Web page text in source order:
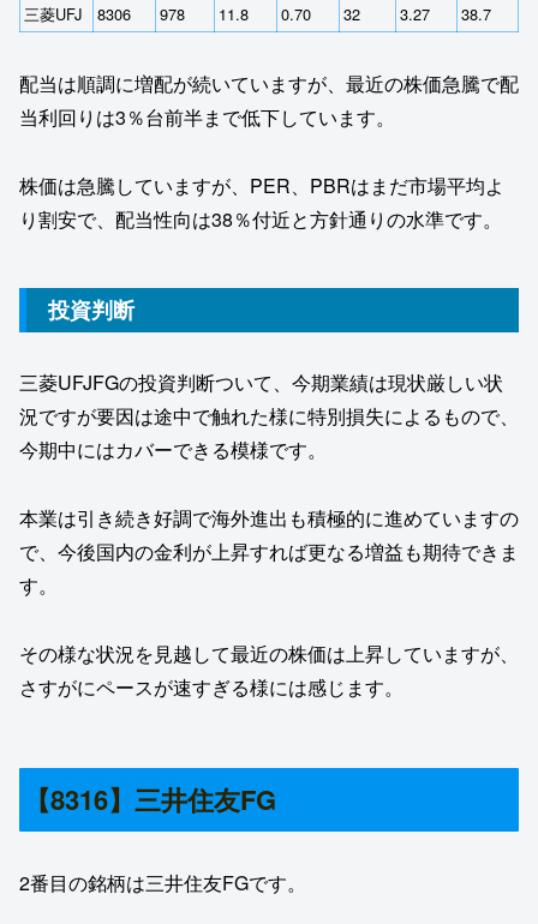
三菱UFJ
8306 978 11.8 0.70 32 3.27 38.7
配当は順調に増配が続いていますが、最近の株価急騰で配
当利回りは3％台前半まで低下しています。
株価は急騰していますが、PER、PBRはまだ市場平均よ
り割安で、配当性向は38％付近と方針通りの水準です。
投資判断
三菱UFJFGの投資判断ついて、今期業績は現状厳しい状
況ですが要因は途中で触れた様に特別損失によるもので、
今期中にはカバーできる模様です。
本業は引き続き好調で海外進出も積極的に進めていますの
で、今後国内の金利が上昇すれば更なる増益も期待できま
す。
その様な状況を見越して最近の株価は上昇していますが、
さすがにペースが速すぎる様には感じます。
【8316】三井住友FG
2番目の銘柄は三井住友FGです。